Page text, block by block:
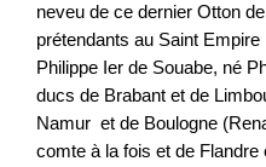
neveu de ce dernier Otton
prétendants au Saint Empire
Philippe Ier de Souabe, né
ducs de Brabant et de
Namur et de Boulogne
comte à la fois et de Flandre